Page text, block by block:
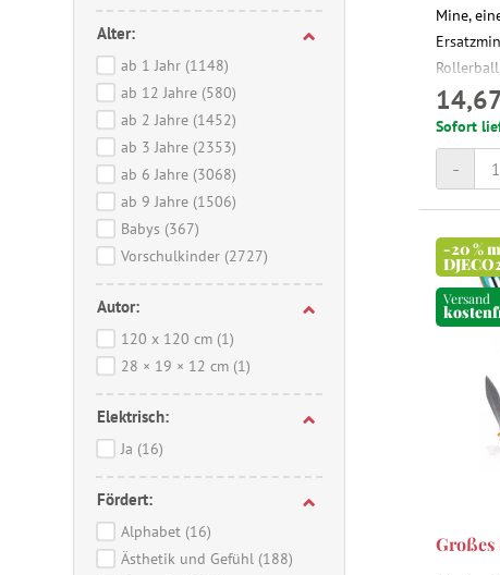
Alter:
ab 1 Jahr (1148)
ab 12 Jahre (580)
ab 2 Jahre (1452)
ab 3 Jahre (2353)
ab 6 Jahre (3068)
ab 9 Jahre (1506)
Babys (367)
Vorschulkinder (2727)
Autor:
120 x 120 cm (1)
28 × 19 × 12 cm (1)
Elektrisch:
Ja (16)
Fördert:
Alphabet (16)
Ästhetik und Gefühl (188)
Mine,
Rollerball.
Sofort
-
-20 %
Versand
Großes